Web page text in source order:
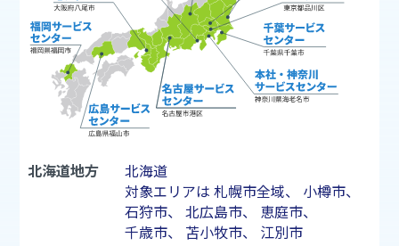
北海道地方
北海道
対象エリアは 札幌市全域、 小樽市、
石狩市、 北広島市、 恵庭市、
千歳市、 苫小牧市、 江別市